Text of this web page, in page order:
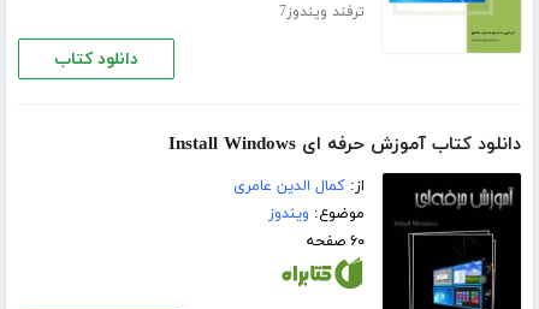
ترفند ویندوز7
دانلود کتاب
دانلود کتاب آموزش حرفه ای Install Windows
از:کمال الدین عامری
موضوع: ویندوز
۶۰ صفحه